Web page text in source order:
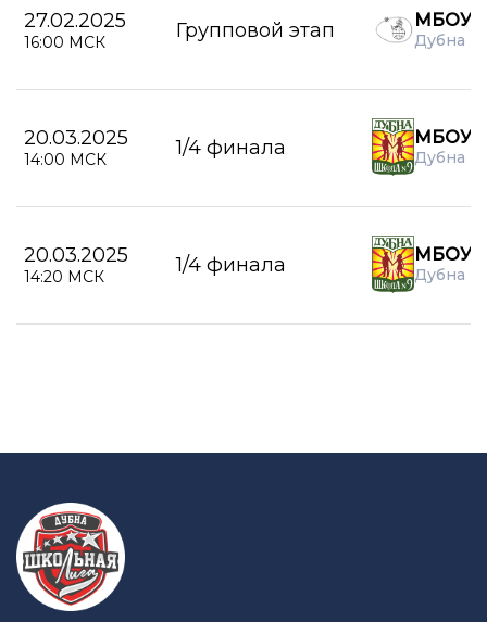
27.02.2025
16:00 МСК Групповой этап МБОУ
Дубна
20.03.2025
14:00 МСК 1/4 финала МБОУ
Дубна
20.03.2025
14:20 МСК 1/4 финала МБОУ
Дубна